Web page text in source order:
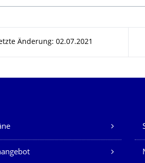
Änderung: 02.07.2021
Dienste